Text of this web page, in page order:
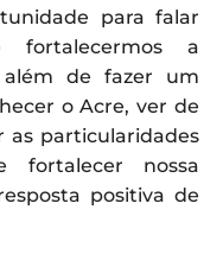
para falar
fortalecermos a
de fazer um
o Acre, ver de
as particularidades
nossa
positiva de